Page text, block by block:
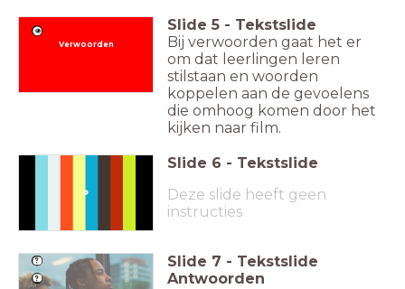
Verwoorden
Slide 5 - Tekstslide
Bij verwoorden gaat het er
om dat leerlingen leren
stilstaan en woorden
koppelen aan de gevoelens
die omhoog komen door het
kijken naar film.
Slide 6 - Tekstslide
Deze slide heeft geen
instructies
Slide 7 - Tekstslide
Antwoorden